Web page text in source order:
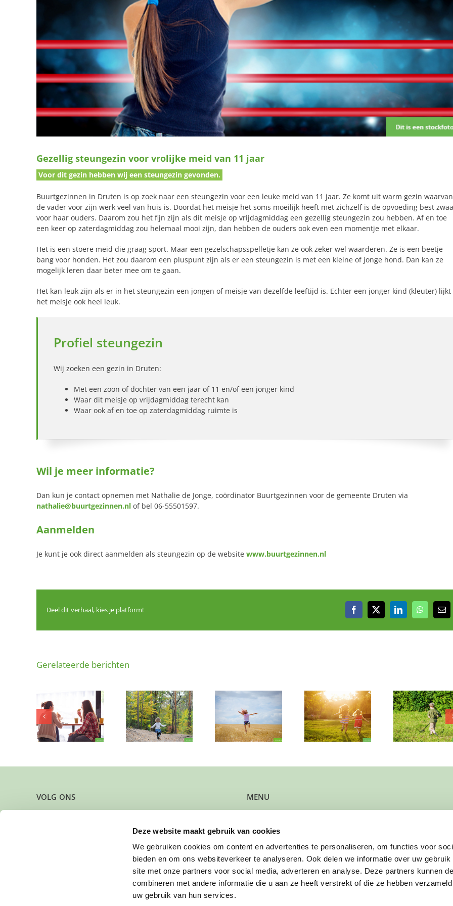
Deze website maakt gebruik van cookies
We gebruiken cookies om content en advertenties te personaliseren, om functies voor
bieden en om ons websiteverkeer te analyseren. Ook delen we informatie over uw gebruik
site met onze partners voor social media, adverteren en analyse. Deze partners kunnen
combineren met andere informatie die u aan ze heeft verstrekt of die ze hebben
uw gebruik van hun services.
Gezellig steungezin voor vrolijke meid van 11 jaar
Voor dit gezin hebben wij een steungezin gevonden.
Buurtgezinnen in Druten is op zoek naar een steungezin voor een leuke meid van 11 jaar. Ze komt uit warm gezin waarvan
de vader voor zijn werk veel van huis is. Doordat het meisje het soms moeilijk heeft met zichzelf is de opvoeding best
voor haar ouders. Daarom zou het fijn zijn als dit meisje op vrijdagmiddag een gezellig steungezin zou hebben. Af en toe
een keer op zaterdagmiddag zou helemaal mooi zijn, dan hebben de ouders ook even een momentje met elkaar.
Het is een stoere meid die graag sport. Maar een gezelschapsspelletje kan ze ook zeker wel waarderen. Ze is een beetje
bang voor honden. Het zou daarom een pluspunt zijn als er een steungezin is met een kleine of jonge hond. Dan kan ze
mogelijk leren daar beter mee om te gaan.
Het kan leuk zijn als er in het steungezin een jongen of meisje van dezelfde leeftijd is. Echter een jonger kind (kleuter) lijkt
het meisje ook heel leuk.
Profiel steungezin
Wij zoeken een gezin in Druten:
Met een zoon of dochter van een jaar of 11 en/of een jonger kind
Waar dit meisje op vrijdagmiddag terecht kan
Waar ook af en toe op zaterdagmiddag ruimte is
Wil je meer informatie?
Dan kun je contact opnemen met Nathalie de Jonge, coördinator Buurtgezinnen voor de gemeente Druten via
nathalie@buurtgezinnen.nl of bel 06-55501597.
Aanmelden
Je kunt je ook direct aanmelden als steungezin op de website www.buurtgezinnen.nl
Deel dit verhaal, kies je platform! Facebook
X LinkedIn
E-
Gerelateerde berichten
Kleine
babbelkous
zoekt luisterend
oor!
Spring in het
veld (5) komt
graag spelen?
Zullen we samen
wat leuks gaan
doen?
Is hij bij jullie
welkom?
Als je
ineens
moet
VOLG ONS MENU
Kun je steun gebruiken?
Wil je een gezin verwijzen?
Werk je bij de gemeente?
Wil je solliciteren?
Wil je doneren?